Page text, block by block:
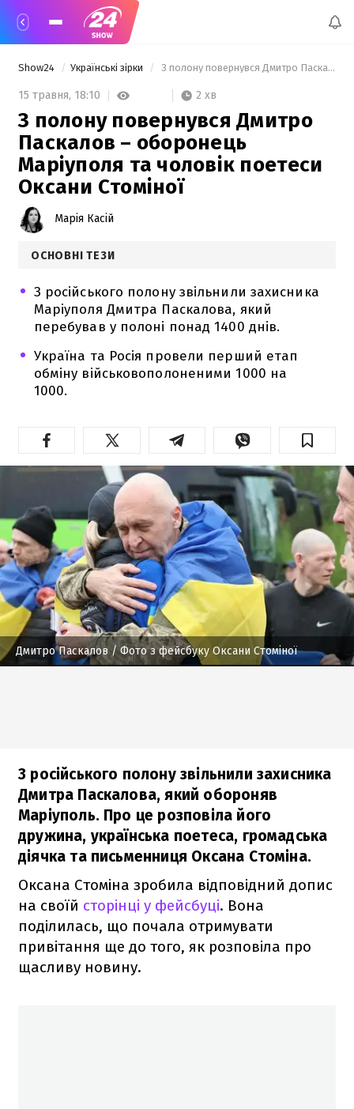
Show24 Українські зірки З полону повернувся Дмитро Паскалов – оборонець Маріуполя та чоловік поетеси Оксани Стоміної
15 травня, 18:10 2 хв
З полону повернувся Дмитро
Паскалов – оборонець
Маріуполя та чоловік поетеси
Оксани Стоміної
Марія Касій
ОСНОВНІ ТЕЗИ
З російського полону звільнили захисника
Маріуполя Дмитра Паскалова, який
перебував у полоні понад 1400 днів.
Україна та Росія провели перший етап
обміну військовополоненими 1000 на
1000.
Дмитро Паскалов/ Фото з фейсбуку Оксани Стоміної
З російського полону звільнили захисника
Дмитра Паскалова, який обороняв
Маріуполь. Про це розповіла його
дружина, українська поетеса, громадська
діячка та письменниця Оксана Стоміна.
Оксана Стоміна зробила відповідний допис
на своїй сторінці у фейсбуці. Вона
поділилась, що почала отримувати
привітання ще до того, як розповіла про
щасливу новину.